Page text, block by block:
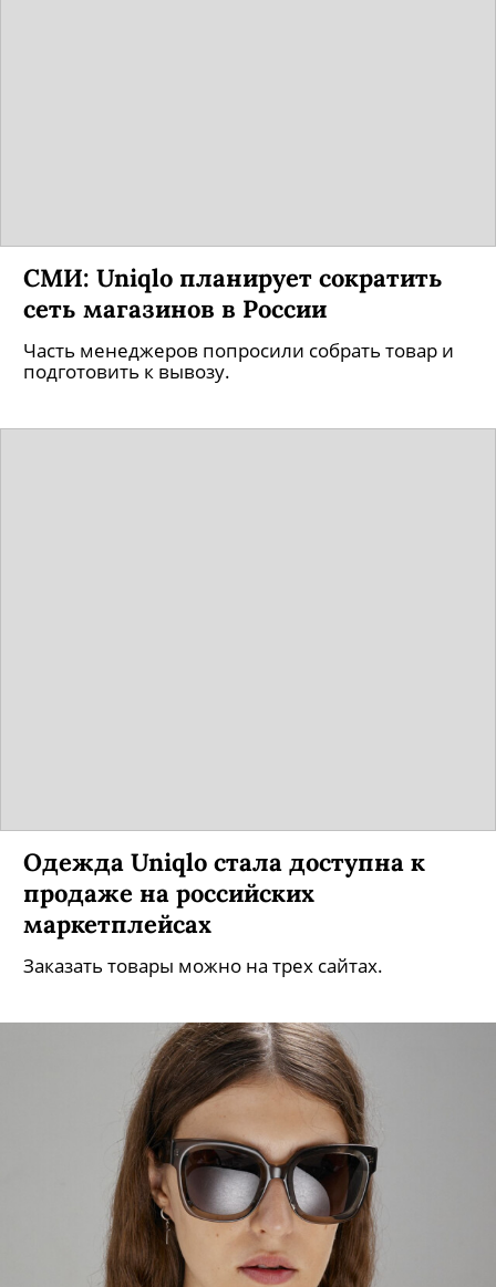
СМИ: Uniqlo планирует сократить
сеть магазинов в России
Часть менеджеров попросили собрать товар и
подготовить к вывозу.
Одежда Uniqlo стала доступна к
продаже на российских
маркетплейсах
Заказать товары можно на трех сайтах.